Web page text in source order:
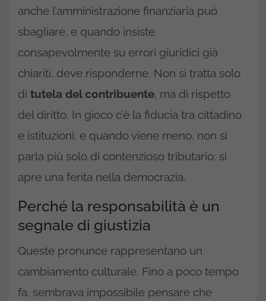
anche l’amministrazione finanziaria può
sbagliare, e quando insiste
consapevolmente su errori giuridici già
chiariti, deve risponderne. Non si tratta solo
di tutela del contribuente, ma di rispetto
del diritto. In gioco c’è la fiducia tra cittadino
e istituzioni, e quando viene meno, non si
parla più solo di contenzioso tributario: si
apre una ferita nella democrazia.
Perché la responsabilità è un
segnale di giustizia
Queste pronunce rappresentano un
cambiamento culturale. Fino a poco tempo
fa, sembrava impossibile pensare che